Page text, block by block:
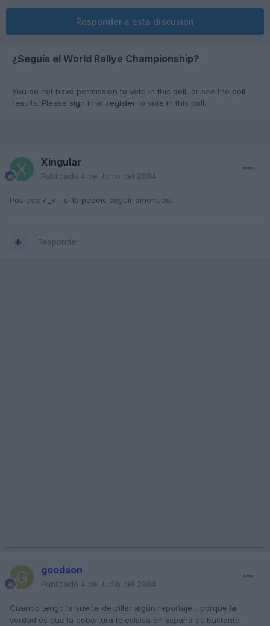
Responder a esta discusión
¿Seguis el World Rallye Championship?
You do not have permission to vote in this poll, or see the poll
results. Please sign in or register to vote in this poll.
Xingular
Publicado 4 de Junio del 2004
Pos eso <_< , si lo podeis seguir amenudo.
Responder
goodson
Publicado 4 de Junio del 2004
Cuando tengo la suerte de pillar algún reportaje... porque la
verdad es que la cobertura televisiva en España es bastante